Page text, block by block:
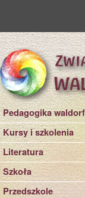
Pedagogika
Kursy i szkolenia
Literatura
Szkoła
Przedszkole